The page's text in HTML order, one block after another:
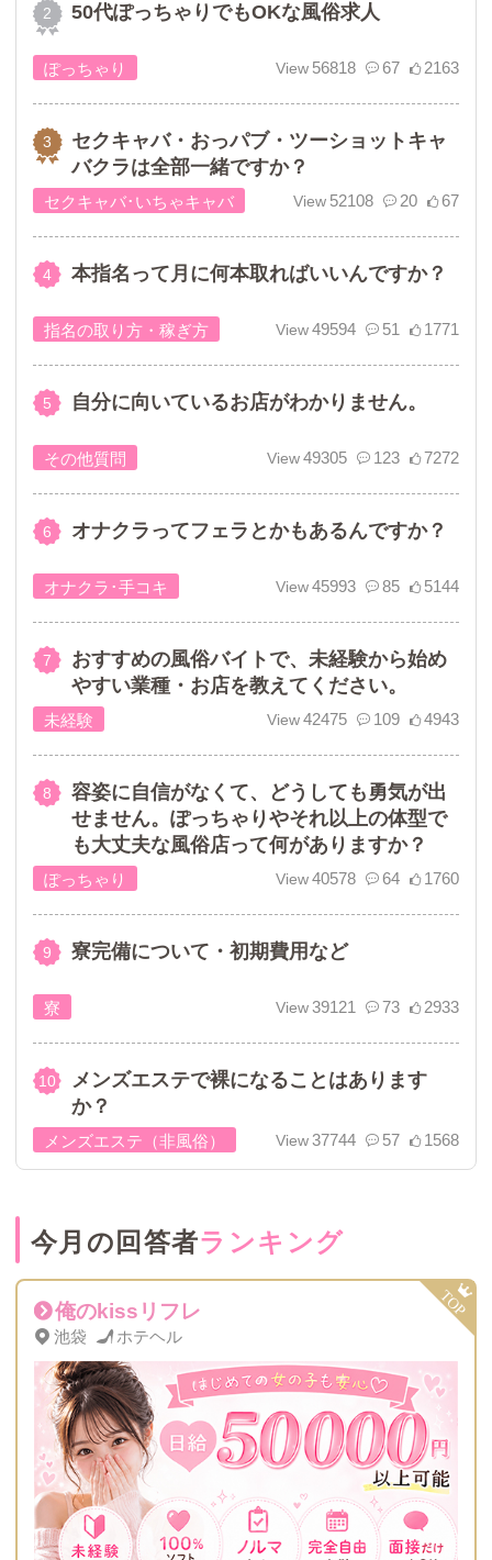
50代ぽっちゃりでもOKな風俗求人
ぽっちゃり 56818 67 2163
セクキャバ・おっパブ・ツーショットキャ
バクラは全部一緒ですか？
セクキャバ･いちゃキャバ 52108 20 67
本指名って月に何本取ればいいんですか？
指名の取り方・稼ぎ方 49594 51 1771
自分に向いているお店がわかりません。
その他質問 49305 123 7272
オナクラってフェラとかもあるんですか？
オナクラ･手コキ 45993 85 5144
おすすめの風俗バイトで、未経験から始め
やすい業種・お店を教えてください。
未経験 42475 109 4943
容姿に自信がなくて、どうしても勇気が出
せません。ぽっちゃりやそれ以上の体型で
も大丈夫な風俗店って何がありますか？
ぽっちゃり 40578 64 1760
寮完備について・初期費用など
寮 39121 73 2933
メンズエステで裸になることはあります
か？
メンズエステ（非風俗） 37744 57 1568
今月の回答者ランキング
俺のkissリフレ
池袋 ホテヘル